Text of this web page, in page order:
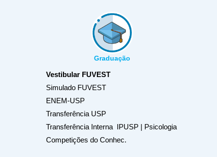
Graduação
Vestibular FUVEST
Simulado FUVEST
ENEM-USP
Transferência USP
Transferência Interna IPUSP | Psicologia
Competições do Conhec.